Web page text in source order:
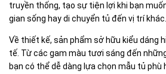
truyền thống, tạo sự tiện lợi khi bạn
gian sống hay di chuyển tủ đến vị trí khác.
Về thiết kế, sản phẩm sở hữu kiểu dáng
tế. Từ các gam màu tươi sáng đến
bạn có thể dễ dàng lựa chọn mẫu tủ